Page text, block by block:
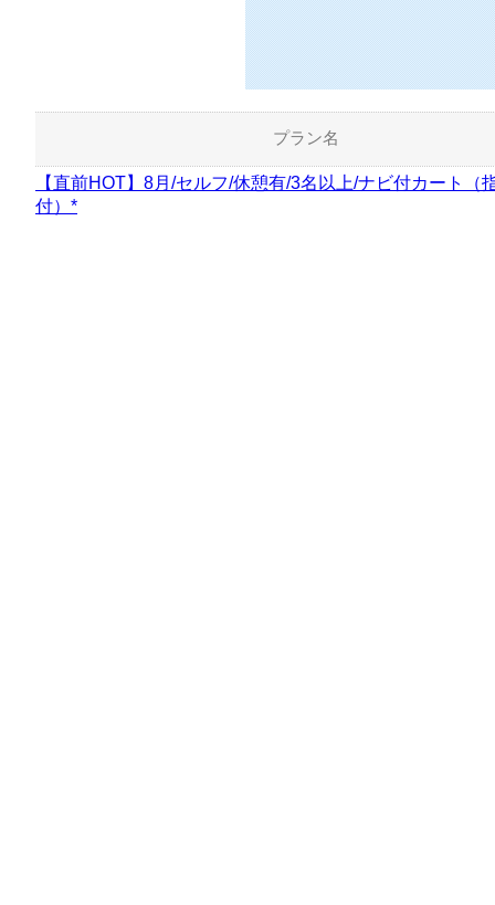
プラン名
【直前HOT】8月/セルフ/休憩有/3名以上/ナビ付カート（
付）*